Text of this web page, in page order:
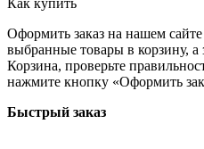
Оформить заказ на нашем сайте
выбранные товары в корзину, а
Корзина, проверьте
нажмите кнопку «Оформить
Быстрый заказ